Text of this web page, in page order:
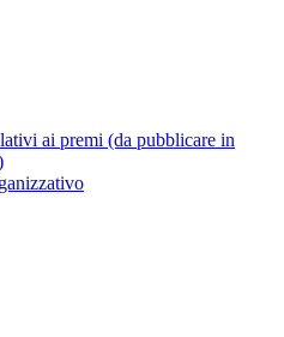
ai premi (da pubblicare in